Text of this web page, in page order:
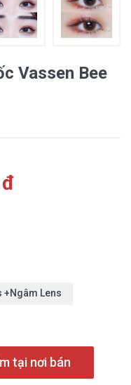
Vassen Bee
+Ngâm Lens
tại nơi bán